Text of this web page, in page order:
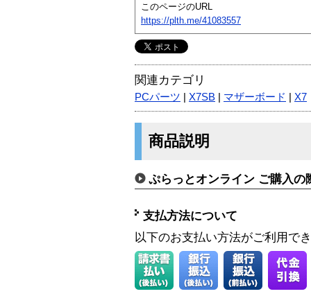
このページのURL
https://plth.me/41083557
関連カテゴリ
PCパーツ X7SB マザーボード X7
商品説明
ぷらっとオンライン ご購入の
支払方法について
以下のお支払い方法がご利用で